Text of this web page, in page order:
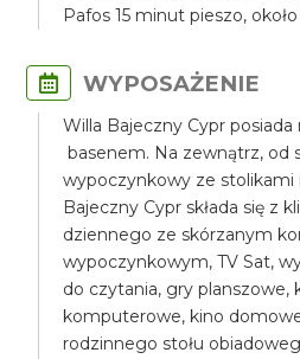
Pafos 15 minut pieszo,
WYPOSAŻENIE
Willa Bajeczny Cypr posiada
basenem. Na zewnątrz, od
wypoczynkowy ze stolikami
Bajeczny Cypr składa się z
dziennego ze skórzanym
wypoczynkowym, TV Sat,
do czytania, gry planszowe,
komputerowe, kino
rodzinnego stołu